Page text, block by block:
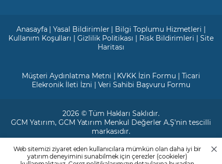
Anasayfa |Yasal Bildirimler | Bilgi Toplumu Hizmetleri |
Kullanım Koşulları |Gizlilik Politikası | Risk Bildirimleri |Site
Haritası
Müşteri Aydınlatma Metni | KVKK İzin Formu | Ticari
Elekronik İleti İzni | Veri Sahibi Başvuru Formu
2026 © Tüm Hakları Saklıdır.
GCM Yatırım, GCM Yatırım Menkul Değerler A.Ş'nin tescilli
markasıdır.
Ticari Sicil No: 799649
Maslak V.D. : 3890707820
Web sitemizi ziyaret eden kullanıcılara mümkün olan daha iyi bir
yatırım deneyimini sunabilmek için çerezler (cookieler)